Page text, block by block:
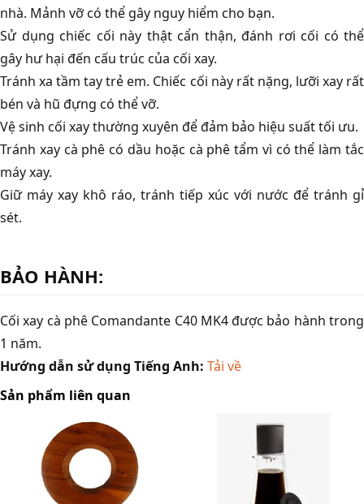
nhà. Mảnh vỡ có thể gây nguy hiểm cho bạn.
Sử dụng chiếc cối này thật cẩn thận, đánh rơi cối có thể
gây hư hại đến cấu trúc của cối xay.
Tránh xa tầm tay trẻ em. Chiếc cối này rất nặng, lưỡi xay rất
bén và hũ đựng có thể vỡ.
Vệ sinh cối xay thường xuyên để đảm bảo hiệu suất tối ưu.
Tránh xay cà phê có dầu hoặc cà phê tẩm vì có thể làm tắc
máy xay.
Giữ máy xay khô ráo, tránh tiếp xúc với nước để tránh gỉ
sét.
BẢO HÀNH:
Cối xay cà phê Comandante C40 MK4 được bảo hành trong
1 năm.
Hướng dẫn sử dụng Tiếng Anh: Tải về
Sản phẩm liên quan